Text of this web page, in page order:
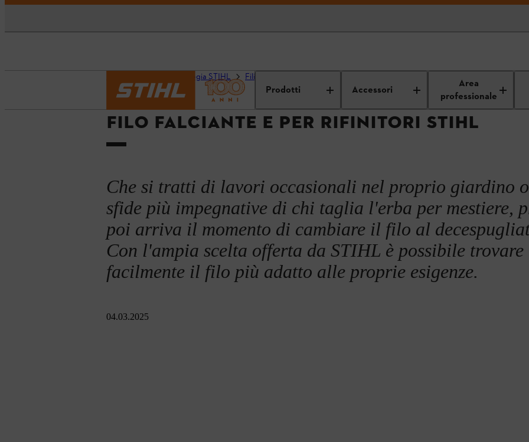
Prodotti Accessori
Area
professionale
Tecnologia STIHL Fili, utensili di taglio e testine falcianti
FILO FALCIANTE E PER RIFINITORI STIHL
Che si tratti di lavori occasionali nel proprio giardino
sfide più impegnative di chi taglia l'erba per mestiere,
poi arriva il momento di cambiare il filo al
Con l'ampia scelta offerta da STIHL è possibile trovare
facilmente il filo più adatto alle proprie esigenze.
04.03.2025